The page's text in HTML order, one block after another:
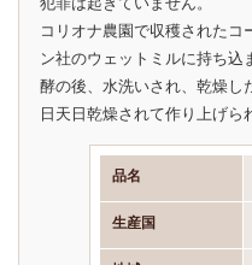
コリオナ農園で収穫されたコ
ン社のウェットミルに持ち込
酵の後、水洗いされ、乾燥し
日天日乾燥されて作り上げら
品名
生産国